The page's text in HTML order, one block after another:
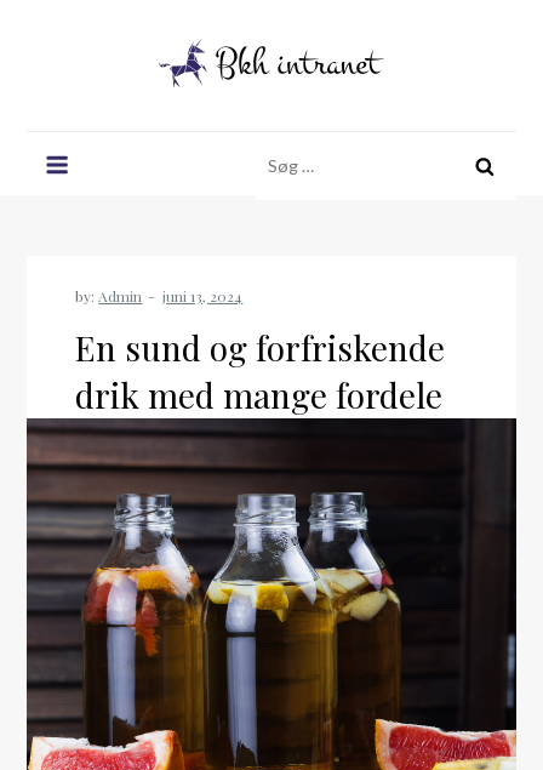
efter:
by: Admin
En sund og forfriskende
drik med mange fordele